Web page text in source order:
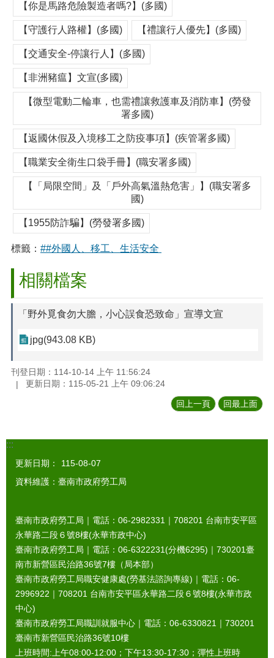
【你是馬路危險製造者嗎?】(多國)
【守護行人路權】(多國) 【禮讓行人優先】(多國)
【交通安全-停讓行人】(多國)
【非洲豬瘟】文宣(多國)
【微型電動二輪車，也需禮讓救護車及消防車】(勞發
署多國)
【返國休假及入境移工之防疫事項】(疾管署多國)
【職業安全衛生口袋手冊】(職安署多國)
【「局限空間」及「戶外高氣溫熱危害」】(職安署多
國)
【1955防詐騙】(勞發署多國)
標籤： ##外國人、移工、生活安全
相關檔案
「野外覓食勿大膽，小心誤食恐致命」宣導文宣
jpg(943.08 KB)
刊登日期：114-10-14 上午 11:56:24
更新日期：115-05-21 上午 09:06:24
回上一頁 回最上面
:::
更新日期：
115-08-07
資料維護：臺南市政府勞工局
臺南市政府勞工局｜電話：06-2982331｜ 708201 台南市安平區
永華路二段６號8樓(永華市政中心)
臺南市政府勞工局｜電話：06-6322231(分機6295)｜ 730201臺
南市新營區民治路36號7樓（局本部）
臺南市政府勞工局職安健康處(勞基法諮詢專線)｜電話：06-
2996922｜ 708201 台南市安平區永華路二段６號8樓(永華市政
中心)
臺南市政府勞工局職訓就服中心｜電話：06-6330821｜ 730201
臺南市新營區民治路36號10樓
上班時間:上午08:00-12:00；下午13:30-17:30；彈性上班時